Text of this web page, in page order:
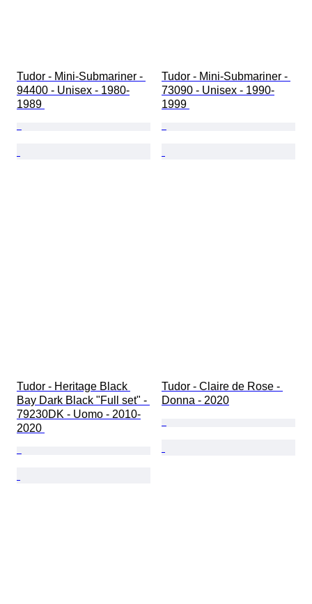
Tudor - Mini-Submariner -
94400 - Unisex - 1980-
1989
Tudor - Mini-Submariner -
73090 - Unisex - 1990-
1999
Tudor - Heritage Black
Bay Dark Black "Full set" -
79230DK - Uomo - 2010-
2020
Tudor - Claire de Rose -
Donna - 2020